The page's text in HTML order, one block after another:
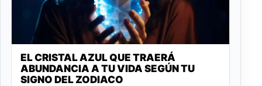
EL CRISTAL AZUL QUE TRAERÁ
ABUNDANCIA A TU VIDA SEGÚN TU
SIGNO DEL ZODIACO